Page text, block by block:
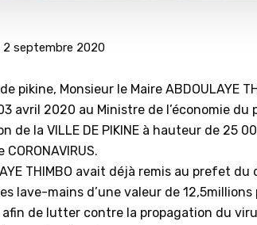
2 septembre 2020
pikine, Monsieur le Maire ABDOULAYE
avril 2020 au Ministre de l’économie du
de la VILLE DE PIKINE à hauteur de 25
THIMBO avait déjà remis au prefet
lave-mains d’une valeur de
de lutter contre la propagation du